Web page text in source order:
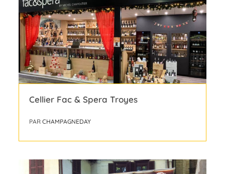
Cellier Fac & Spera Troyes
PAR CHAMPAGNEDAY